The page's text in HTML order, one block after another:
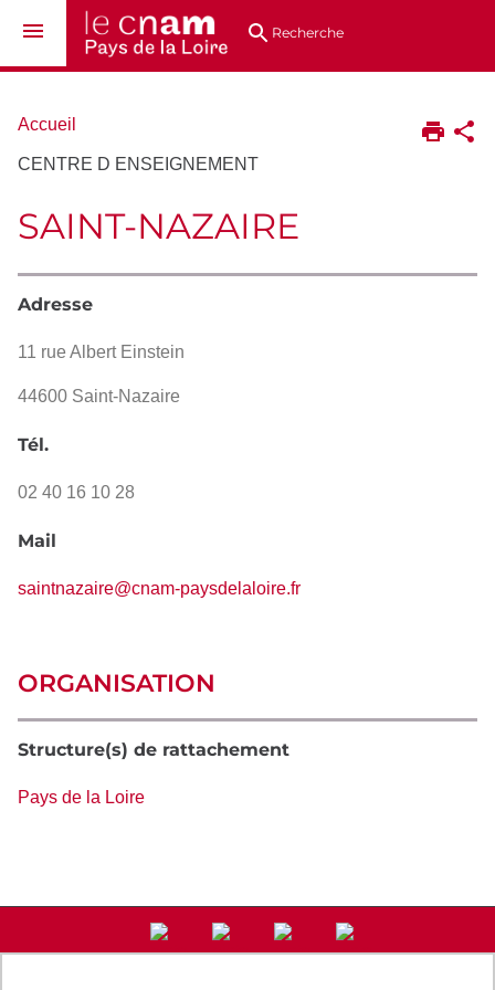
au
directsRecherche
Vous
ici :
Accueil
CENTRE D ENSEIGNEMENT
SAINT-NAZAIRE
Adresse
11 rue Albert Einstein
44600 Saint-Nazaire
Tél.
02 40 16 10 28
Mail
saintnazaire@cnam-paysdelaloire.fr
ORGANISATION
Structure(s) de rattachement
Pays de la Loire